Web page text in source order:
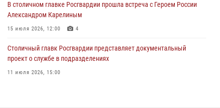
В столичном главке Росгвардии прошла встреча с Героем России
Александром Карелиным
15 июля 2026, 12:00 4
Столичный главк Росгвардии представляет документальный
проект о службе в подразделениях
11 июля 2026, 15:00